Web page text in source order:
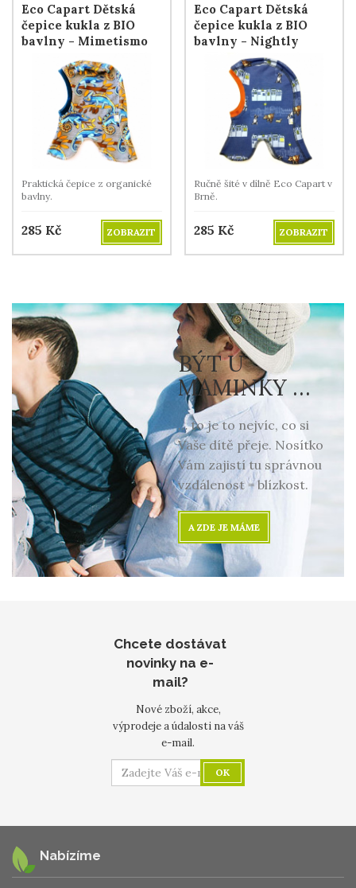
Eco Capart Dětská
čepice kukla z BIO
bavlny - Mimetismo
Praktická čepice z organické
bavlny.
285 Kč ZOBRAZIT
Eco Capart Dětská
čepice kukla z BIO
bavlny - Nightly
meeting
Ručně šité v dílně Eco Capart v
Brně.
285 Kč ZOBRAZIT
BÝT U
MAMINKY …
… to je to nejvíc, co si
Vaše dítě přeje. Nosítko
Vám zajistí tu správnou
vzdálenost = blízkost.
A ZDE JE MÁME
Chcete dostávat
novinky na e-
mail?
Nové zboží, akce,
výprodeje a údalosti na váš
e-mail.
OK
Nabízíme